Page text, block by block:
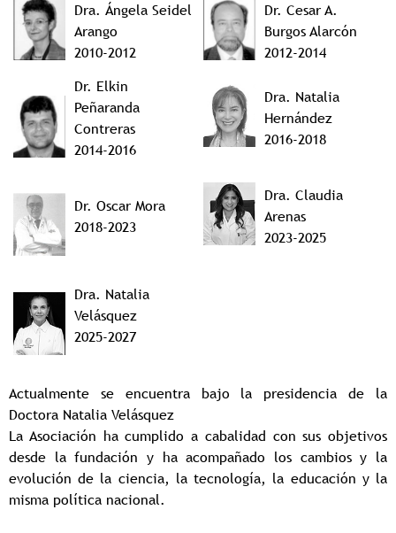
Dra. Ángela Seidel
Arango
2010-2012
Dr. Cesar A.
Burgos Alarcón
2012-2014
Dr. Elkin
Peñaranda
Contreras
2014-2016
Dra. Natalia
Hernández
2016-2018
Dr. Oscar Mora
2018-2023
Dra. Claudia
Arenas
2023-2025
Dra. Natalia
Velásquez
2025-2027
Actualmente se encuentra bajo la presidencia de la
Doctora Natalia Velásquez
La Asociación ha cumplido a cabalidad con sus objetivos
desde la fundación y ha acompañado los cambios y la
evolución de la ciencia, la tecnología, la educación y la
misma política nacional.